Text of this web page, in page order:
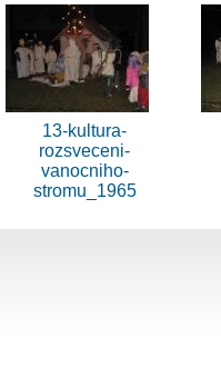
13-kultura-
rozsveceni-
vanocniho-
stromu_1965